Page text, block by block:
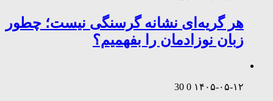
هر گریه‌ای نشانه گرسنگی نیست؛ چطور
زبان نوزادمان را بفهمیم؟
۱۴۰۵-۰۵-۱۲ 0
30